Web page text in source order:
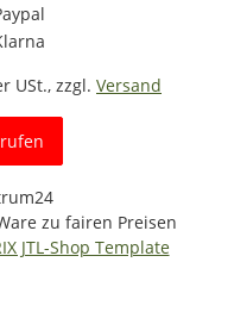
USt., zzgl. Versand
zu fairen Preisen
JTL-Shop Template